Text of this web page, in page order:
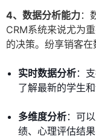
4、数据分析能力：
CRM系统来说尤为
的决策。纷享销客在
实时数据分析：
了解最新的学生和
多维度分析：可
绩、心理评估结果